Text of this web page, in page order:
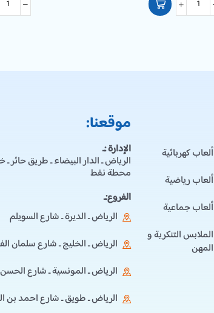
ألعاب كهربائية
ألعاب رياضية
ألعاب جماعية
الملابس التنكرية و
المهن
موقعنا:
الإدارة :ـ
الرياض ـ الدار البيضاء ـ طريق حائر
محطة نفط
الفروع:ـ
الرياض ـ الديرة ـ شارع السويلم
الرياض ـ الخليج ـ شارع سلمان
الرياض ـ المونسية ـ شارع
الرياض ـ طويق ـ شارع احمد بن